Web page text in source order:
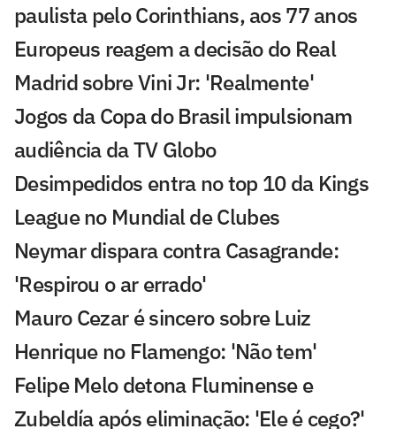
paulista pelo Corinthians, aos 77 anos
Europeus reagem a decisão do Real
Madrid sobre Vini Jr: 'Realmente'
Jogos da Copa do Brasil impulsionam
audiência da TV Globo
Desimpedidos entra no top 10 da Kings
League no Mundial de Clubes
Neymar dispara contra Casagrande:
'Respirou o ar errado'
Mauro Cezar é sincero sobre Luiz
Henrique no Flamengo: 'Não tem'
Felipe Melo detona Fluminense e
Zubeldía após eliminação: 'Ele é cego?'